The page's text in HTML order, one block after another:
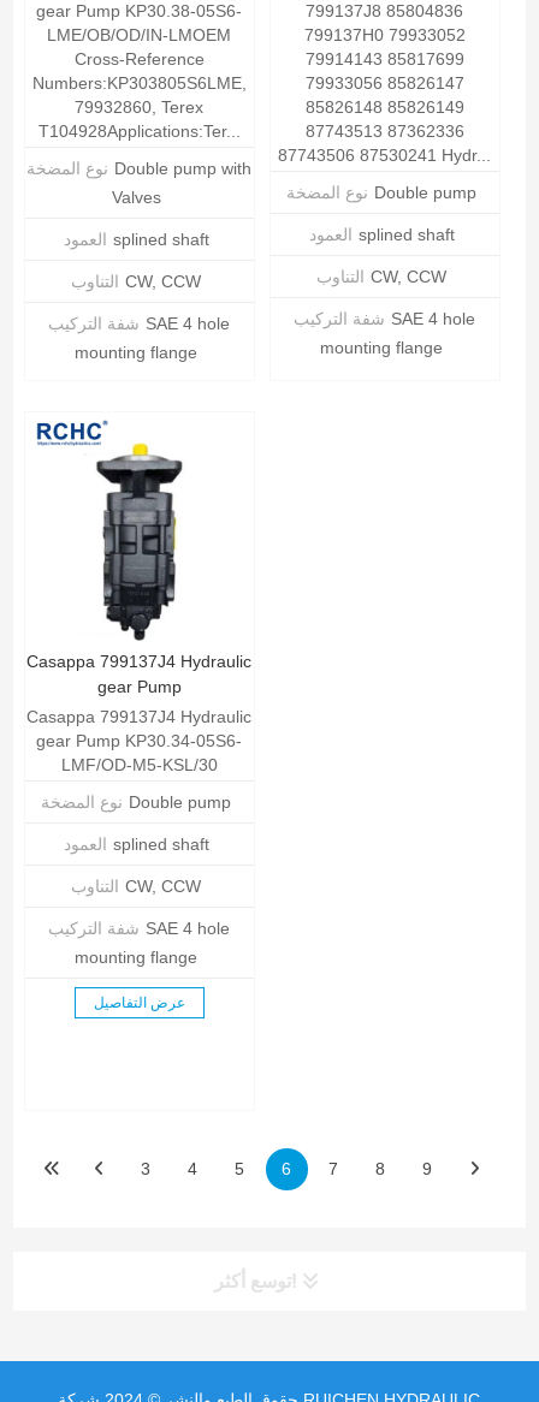
gear Pump KP30.38-05S6-
LME/OB/OD/IN-LMOEM
Cross-Reference
Numbers:KP303805S6LME,
79932860, Terex
T104928Applications:Ter...
نوع المضخة Double pump with
Valves
العمود splined shaft
التناوب CW, CCW
شفة التركيب SAE 4 hole
mounting flange
799137J8 85804836
799137H0 79933052
79914143 85817699
79933056 85826147
85826148 85826149
87743513 87362336
87743506 87530241 Hydr...
نوع المضخة Double pump
العمود splined shaft
التناوب CW, CCW
شفة التركيب SAE 4 hole
mounting flange
Casappa 799137J4 Hydraulic
gear Pump
Casappa 799137J4 Hydraulic
gear Pump KP30.34-05S6-
LMF/OD-M5-KSL/30
نوع المضخة Double pump
العمود splined shaft
التناوب CW, CCW
شفة التركيب SAE 4 hole
mounting flange
عرض التفاصيل
3 4 5 6 7 8 9
توسع أكثر!